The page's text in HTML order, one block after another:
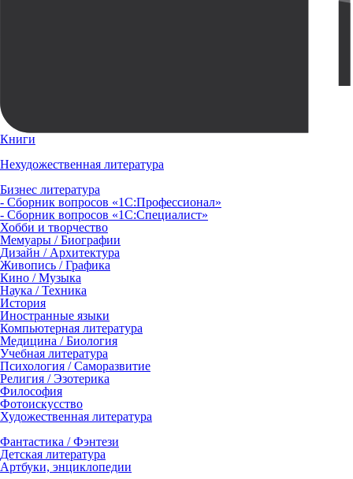
Книги
Нехудожественная литература
Бизнес литература
- Сборник вопросов «1С:Профессионал»
- Сборник вопросов «1С:Специалист»
Хобби и творчество
Мемуары / Биографии
Дизайн / Архитектура
Живопись / Графика
Кино / Музыка
Наука / Техника
История
Иностранные языки
Компьютерная литература
Медицина / Биология
Учебная литература
Психология / Саморазвитие
Религия / Эзотерика
Философия
Фотоискусство
Художественная литература
Фантастика / Фэнтези
Детская литература
Артбуки, энциклопедии